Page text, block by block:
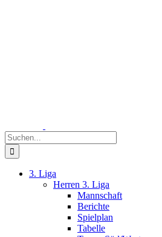
Suche
nach:
3. Liga
Herren 3. Liga
Mannschaft
Berichte
Spielplan
Tabelle